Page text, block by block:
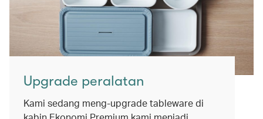
Upgrade peralatan
Kami sedang meng-upgrade tableware di